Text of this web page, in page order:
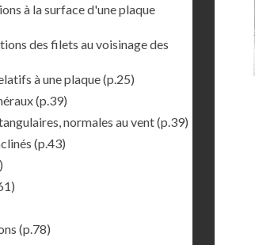
à la surface d'une plaque
des filets au voisinage des
à une plaque(p.25)
(p.39)
normales au vent(p.39)
(p.43)
(p.78)